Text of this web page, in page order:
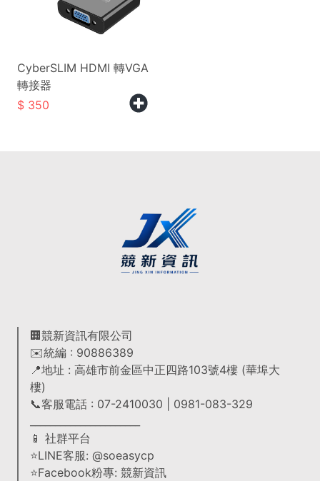
CyberSLIM HDMI 轉VGA
轉接器
350
🏢競新資訊有限公司
✉️統編 : 90886389
📍地址 : 高雄市前金區中正四路103號4樓 (華埠大
樓)
📞客服電話 : 07-2410030 | 0981-083-329
📱 社群平台
⭐LINE客服: @soeasycp
⭐Facebook粉專: 競新資訊